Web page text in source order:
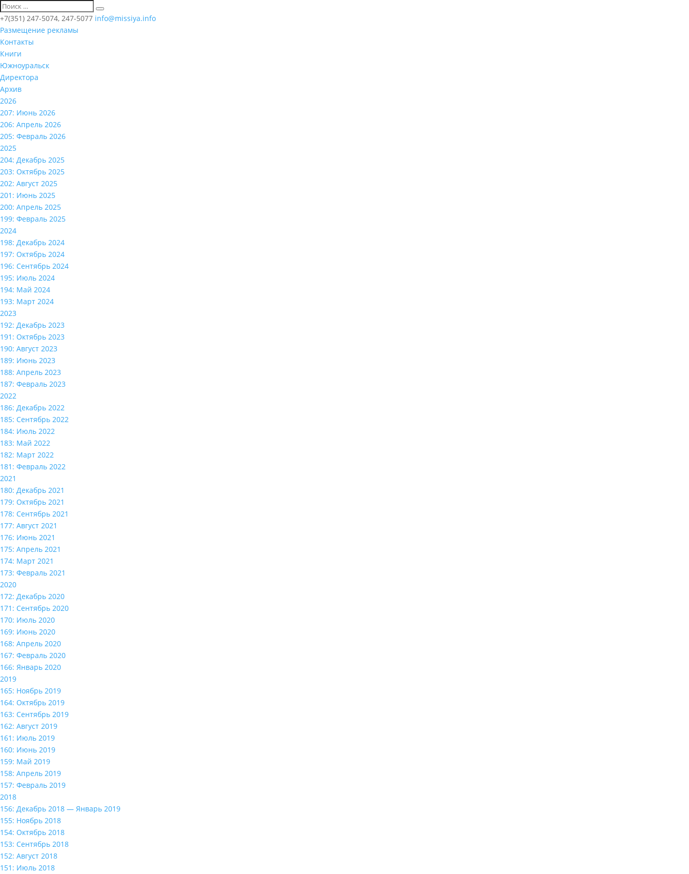
+7(351) 247-5074, 247-5077 info@missiya.info
Размещение рекламы
Контакты
Книги
Южноуральск
Директора
Архив
2026
207: Июнь 2026
206: Апрель 2026
205: Февраль 2026
2025
204: Декабрь 2025
203: Октябрь 2025
202: Август 2025
201: Июнь 2025
200: Апрель 2025
199: Февраль 2025
2024
198: Декабрь 2024
197: Октябрь 2024
196: Сентябрь 2024
195: Июль 2024
194: Май 2024
193: Март 2024
2023
192: Декабрь 2023
191: Октябрь 2023
190: Август 2023
189: Июнь 2023
188: Апрель 2023
187: Февраль 2023
2022
186: Декабрь 2022
185: Сентябрь 2022
184: Июль 2022
183: Май 2022
182: Март 2022
181: Февраль 2022
2021
180: Декабрь 2021
179: Октябрь 2021
178: Сентябрь 2021
177: Август 2021
176: Июнь 2021
175: Апрель 2021
174: Март 2021
173: Февраль 2021
2020
172: Декабрь 2020
171: Сентябрь 2020
170: Июль 2020
169: Июнь 2020
168: Апрель 2020
167: Февраль 2020
166: Январь 2020
2019
165: Ноябрь 2019
164: Октябрь 2019
163: Сентябрь 2019
162: Август 2019
161: Июль 2019
160: Июнь 2019
159: Май 2019
158: Апрель 2019
157: Февраль 2019
2018
156: Декабрь 2018 — Январь 2019
155: Ноябрь 2018
154: Октябрь 2018
153: Сентябрь 2018
152: Август 2018
151: Июль 2018